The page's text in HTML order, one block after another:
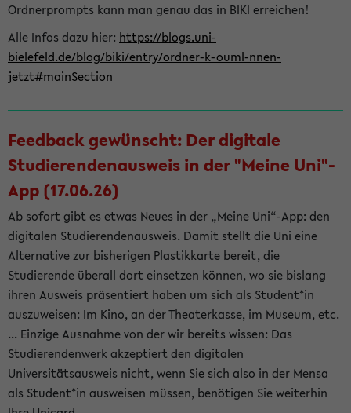
Ordnerprompts kann man genau das in BIKI erreichen!
Alle Infos dazu hier: https://blogs.uni-
bielefeld.de/blog/biki/entry/ordner-k-ouml-nnen-
jetzt#mainSection
Feedback gewünscht: Der digitale
Studierendenausweis in der "Meine Uni"-
App (17.06.26)
Ab sofort gibt es etwas Neues in der „Meine Uni“-App: den
digitalen Studierendenausweis. Damit stellt die Uni eine
Alternative zur bisherigen Plastikkarte bereit, die
Studierende überall dort einsetzen können, wo sie bislang
ihren Ausweis präsentiert haben um sich als Student*in
auszuweisen: Im Kino, an der Theaterkasse, im Museum, etc.
... Einzige Ausnahme von der wir bereits wissen: Das
Studierendenwerk akzeptiert den digitalen
Universitätsausweis nicht, wenn Sie sich also in der Mensa
als Student*in ausweisen müssen, benötigen Sie weiterhin